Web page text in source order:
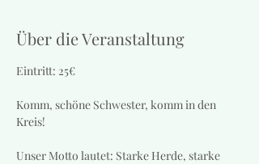
Über die Veranstaltung
Eintritt: 25€
Komm, schöne Schwester, komm in den
Kreis!
Unser Motto lautet: Starke Herde, starke